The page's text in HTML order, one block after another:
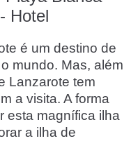
Hotel
é um destino de
mundo. Mas, além
Lanzarote tem
a visita. A forma
esta magnífica ilha
a ilha de